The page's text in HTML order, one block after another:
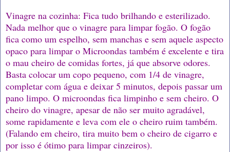
Vinagre na cozinha: Fica tudo brilhando e esterilizado.
Nada melhor que o vinagre para limpar fogão. O fogão
fica como um espelho, sem manchas e sem aquele aspecto
opaco para limpar o Microondas também é excelente e tira
o mau cheiro de comidas fortes, já que absorve odores.
Basta colocar um copo pequeno, com 1/4 de vinagre,
completar com água e deixar 5 minutos, depois passar um
pano limpo. O microondas fica limpinho e sem cheiro. O
cheiro do vinagre, apesar de não ser muito agradável,
some rapidamente e leva com ele o cheiro ruim também.
(Falando em cheiro, tira muito bem o cheiro de cigarro e
por isso é ótimo para limpar cinzeiros).